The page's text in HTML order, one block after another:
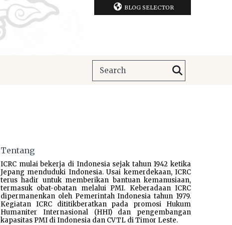
BLOG SELECTOR
Tentang
ICRC mulai bekerja di Indonesia sejak tahun 1942 ketika
Jepang menduduki Indonesia. Usai kemerdekaan, ICRC
terus hadir untuk memberikan bantuan kemanusiaan,
termasuk obat-obatan melalui PMI. Keberadaan ICRC
dipermanenkan oleh Pemerintah Indonesia tahun 1979.
Kegiatan ICRC dititikberatkan pada promosi Hukum
Humaniter Internasional (HHI) dan pengembangan
kapasitas PMI di Indonesia dan CVTL di Timor Leste.